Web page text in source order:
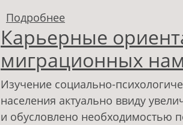
Подробнее
группах работающих
Карьерные
миграционных
Изучение социально-
населения актуально ввиду
и обусловлено необходимостью